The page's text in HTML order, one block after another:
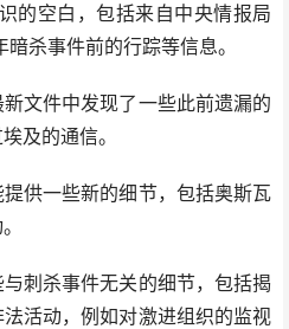
的空白，包括来自中央情报局
杀事件前的行踪等信息。
件中发现了一些此前遗漏的
及的通信。
供一些新的细节，包括奥斯瓦
刺杀事件无关的细节，包括揭
活动，例如对激进组织的监视